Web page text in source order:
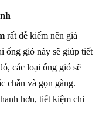
rất dễ kiếm nên giá
ống gió này sẽ giúp tiết
các loại ống gió sẽ
chắn và gọn gàng.
hơn, tiết kiệm chi